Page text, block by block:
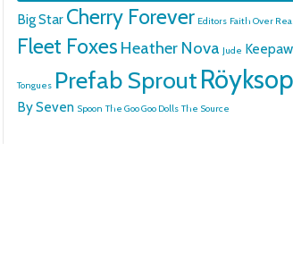
Big Star Cherry Forever Editors Faith Over
Fleet Foxes Heather Nova Jude
Tongues Prefab Sprout
By Seven Spoon The Goo Goo Dolls The Source